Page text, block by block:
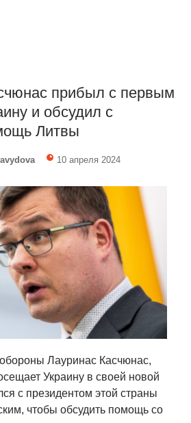
прибыл с первым
и обсудил с
Литвы
10 апреля 2024
Лауринас Касчюнас,
Украину в своей новой
с президентом этой страны
чтобы обсудить помощь со